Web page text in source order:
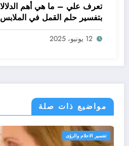
تعرف علي – ما هي أهم
بتفسير حلم القمل في
ابن سيرين؟ – بالتفصيل
12 يونيو، 2025
مواضيع ذات صلة